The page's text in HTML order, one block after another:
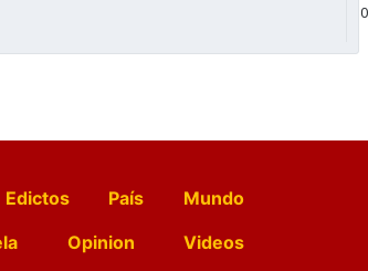
Edictos País
Mundo
Opinion
Videos